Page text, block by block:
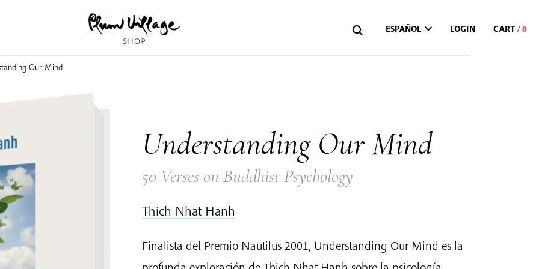
ESPAÑOL LOGIN
Our Mind
Understanding Our Mind
50 Verses on Buddhist Psychology
Thich Nhat Hanh
Finalista del Premio Nautilus 2001, Understanding Our Mind es la